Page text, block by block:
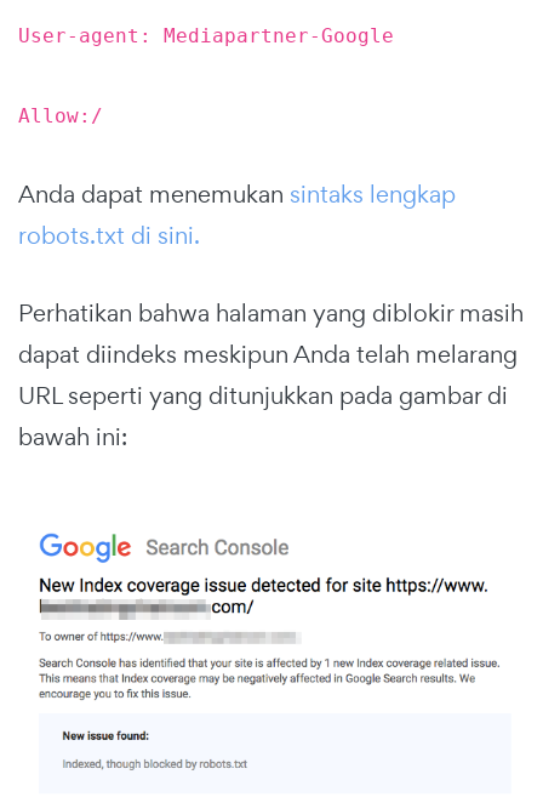
User-agent: Mediapartner-Google
Allow:/
Anda dapat menemukan sintaks lengkap
robots.txt di sini.
Perhatikan bahwa halaman yang diblokir masih
dapat diindeks meskipun Anda telah melarang
URL seperti yang ditunjukkan pada gambar di
bawah ini: